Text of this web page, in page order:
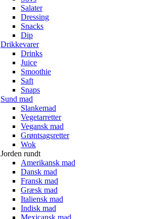
Salater
Dressing
Snacks
Dip
Drikkevarer
Drinks
Juice
Smoothie
Saft
Snaps
Sund mad
Slankemad
Vegetarretter
Vegansk mad
Grøntsagsretter
Wok
Jorden rundt
Amerikansk mad
Dansk mad
Fransk mad
Græsk mad
Italiensk mad
Indisk mad
Mexicansk mad